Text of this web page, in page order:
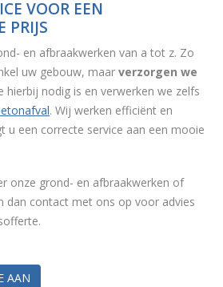
VOOR EEN
PRIJS
en afbraakwerken van a tot z. Zo
uw gebouw, maar verzorgen we
hierbij nodig is en verwerken we zelfs
. Wij werken efficiënt en
u een correcte service aan een mooie
onze grond- en afbraakwerken of
dan contact met ons op voor advies
AAN